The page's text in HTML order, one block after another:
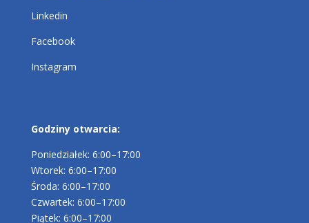
Linkedin
Facebook
Instagram
Godziny otwarcia:
Poniedziałek: 6:00–17:00
Wtorek: 6:00–17:00
Środa: 6:00–17:00
Czwartek: 6:00–17:00
Piątek: 6:00–17:00